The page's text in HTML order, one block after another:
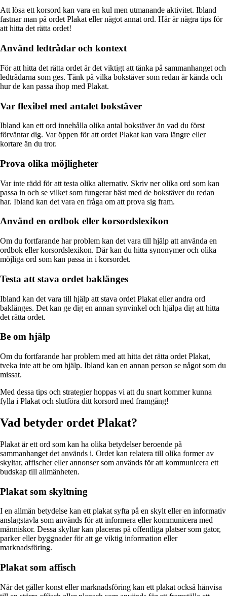
Att lösa ett korsord kan vara en kul men utmanande aktivitet. Ibland
fastnar man på ordet Plakat eller något annat ord. Här är några tips för
att hitta det rätta ordet!
Använd ledtrådar och kontext
För att hitta det rätta ordet är det viktigt att tänka på sammanhanget och
ledtrådarna som ges. Tänk på vilka bokstäver som redan är kända och
hur de kan passa ihop med Plakat.
Var flexibel med antalet bokstäver
Ibland kan ett ord innehålla olika antal bokstäver än vad du först
förväntar dig. Var öppen för att ordet Plakat kan vara längre eller
kortare än du tror.
Prova olika möjligheter
Var inte rädd för att testa olika alternativ. Skriv ner olika ord som kan
passa in och se vilket som fungerar bäst med de bokstäver du redan
har. Ibland kan det vara en fråga om att prova sig fram.
Använd en ordbok eller korsordslexikon
Om du fortfarande har problem kan det vara till hjälp att använda en
ordbok eller korsordslexikon. Där kan du hitta synonymer och olika
möjliga ord som kan passa in i korsordet.
Testa att stava ordet baklänges
Ibland kan det vara till hjälp att stava ordet Plakat eller andra ord
baklänges. Det kan ge dig en annan synvinkel och hjälpa dig att hitta
det rätta ordet.
Be om hjälp
Om du fortfarande har problem med att hitta det rätta ordet Plakat,
tveka inte att be om hjälp. Ibland kan en annan person se något som du
missat.
Med dessa tips och strategier hoppas vi att du snart kommer kunna
fylla i Plakat och slutföra ditt korsord med framgång!
Vad betyder ordet Plakat?
Plakat är ett ord som kan ha olika betydelser beroende på
sammanhanget det används i. Ordet kan relatera till olika former av
skyltar, affischer eller annonser som används för att kommunicera ett
budskap till allmänheten.
Plakat som skyltning
I en allmän betydelse kan ett plakat syfta på en skylt eller en informativ
anslagstavla som används för att informera eller kommunicera med
människor. Dessa skyltar kan placeras på offentliga platser som gator,
parker eller byggnader för att ge viktig information eller
marknadsföring.
Plakat som affisch
När det gäller konst eller marknadsföring kan ett plakat också hänvisa